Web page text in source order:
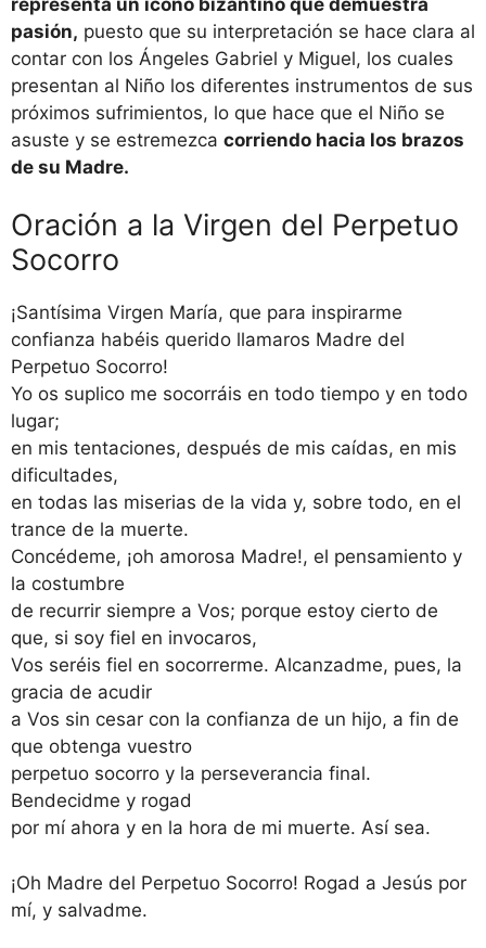
pasión, puesto que su interpretación se hace clara al
contar con los Ángeles Gabriel y Miguel, los cuales
presentan al Niño los diferentes instrumentos de sus
próximos sufrimientos, lo que hace que el Niño se
asuste y se estremezca corriendo hacia los brazos
de su Madre.
Oración a la Virgen del Perpetuo
Socorro
¡Santísima Virgen María, que para inspirarme
confianza habéis querido llamaros Madre del
Perpetuo Socorro!
Yo os suplico me socorráis en todo tiempo y en todo
lugar;
en mis tentaciones, después de mis caídas, en mis
dificultades,
en todas las miserias de la vida y, sobre todo, en el
trance de la muerte.
Concédeme, ¡oh amorosa Madre!, el pensamiento y
la costumbre
de recurrir siempre a Vos; porque estoy cierto de
que, si soy fiel en invocaros,
Vos seréis fiel en socorrerme. Alcanzadme, pues, la
gracia de acudir
a Vos sin cesar con la confianza de un hijo, a fin de
que obtenga vuestro
perpetuo socorro y la perseverancia final.
Bendecidme y rogad
por mí ahora y en la hora de mi muerte. Así sea.
¡Oh Madre del Perpetuo Socorro! Rogad a Jesús por
mí, y salvadme.